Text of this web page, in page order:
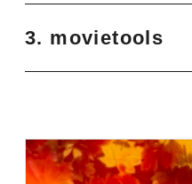
3. movietools